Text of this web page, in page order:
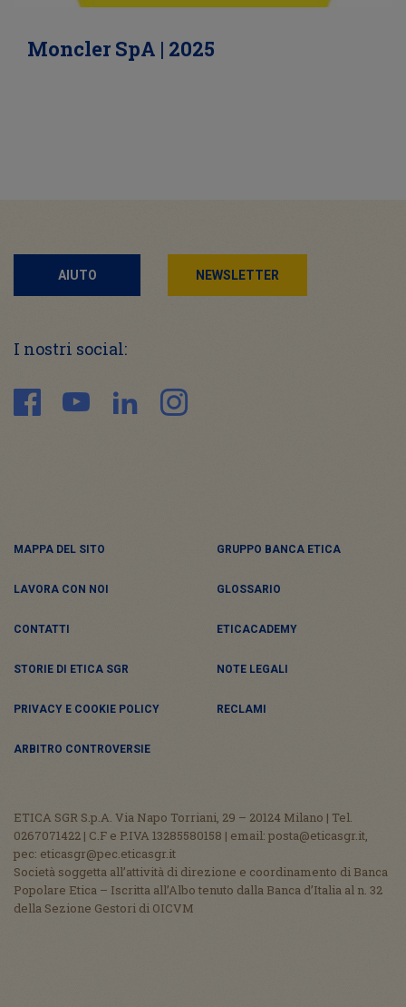
Moncler SpA | 2025
AIUTO NEWSLETTER
I nostri social:
MAPPA DEL SITO GRUPPO BANCA ETICA
LAVORA CON NOI GLOSSARIO
CONTATTI ETICACADEMY
STORIE DI ETICA SGR NOTE LEGALI
PRIVACY E COOKIE POLICY RECLAMI
ARBITRO CONTROVERSIE
ETICA SGR S.p.A. Via Napo Torriani, 29 – 20124 Milano | Tel.
0267071422 | C.F e P.IVA 13285580158 | email: posta@eticasgr.it,
pec: eticasgr@pec.eticasgr.it
Società soggetta all’attività di direzione e coordinamento di Banca
Popolare Etica – Iscritta all’Albo tenuto dalla Banca d’Italia al n. 32
della Sezione Gestori di OICVM